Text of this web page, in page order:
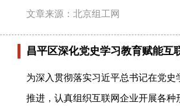
文章来源：北京组工网
昌平区深化党史学习教育赋能互
为深入贯彻落实习近平总书记在党
推进，认真组织互联网企业开展各